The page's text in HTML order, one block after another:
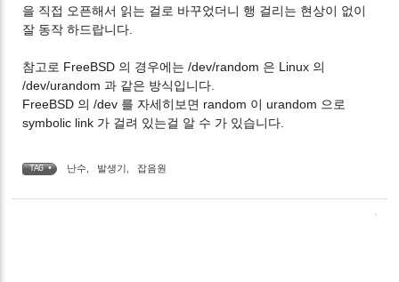
을 직접 오픈해서 읽는 걸로 바꾸었더니 행 걸리는 현상이 없이
잘 동작 하드랍니다.
참고로 FreeBSD 의 경우에는 /dev/random 은 Linux 의
/dev/urandom 과 같은 방식입니다.
FreeBSD 의 /dev 를 자세히보면 random 이 urandom 으로
symbolic link 가 걸려 있는걸 알 수 가 있습니다.
TAG • 난수 발생기 잡음원